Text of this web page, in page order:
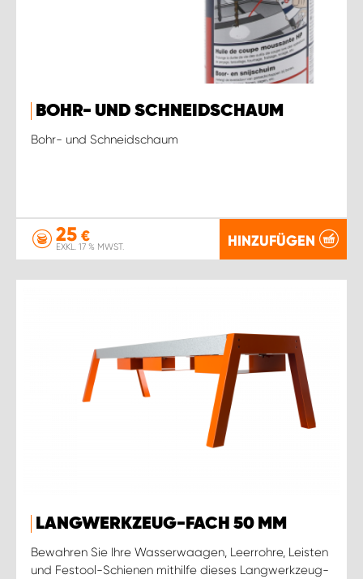
BOHR- UND SCHNEIDSCHAUM
Bohr- und Schneidschaum
25 €
EXKL. 17 % MWST. HINZUFÜGEN
LANGWERKZEUG-FACH 50 MM
Bewahren Sie Ihre Wasserwaagen, Leerrohre, Leisten
und Festool-Schienen mithilfe dieses Langwerkzeug-